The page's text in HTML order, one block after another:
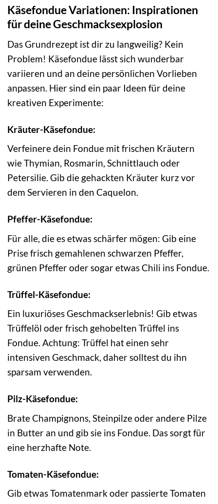
Käsefondue Variationen: Inspirationen
für deine Geschmacksexplosion
Das Grundrezept ist dir zu langweilig? Kein
Problem! Käsefondue lässt sich wunderbar
variieren und an deine persönlichen Vorlieben
anpassen. Hier sind ein paar Ideen für deine
kreativen Experimente:
Kräuter-Käsefondue:
Verfeinere dein Fondue mit frischen Kräutern
wie Thymian, Rosmarin, Schnittlauch oder
Petersilie. Gib die gehackten Kräuter kurz vor
dem Servieren in den Caquelon.
Pfeffer-Käsefondue:
Für alle, die es etwas schärfer mögen: Gib eine
Prise frisch gemahlenen schwarzen Pfeffer,
grünen Pfeffer oder sogar etwas Chili ins Fondue.
Trüffel-Käsefondue:
Ein luxuriöses Geschmackserlebnis! Gib etwas
Trüffelöl oder frisch gehobelten Trüffel ins
Fondue. Achtung: Trüffel hat einen sehr
intensiven Geschmack, daher solltest du ihn
sparsam verwenden.
Pilz-Käsefondue:
Brate Champignons, Steinpilze oder andere Pilze
in Butter an und gib sie ins Fondue. Das sorgt für
eine herzhafte Note.
Tomaten-Käsefondue:
Gib etwas Tomatenmark oder passierte Tomaten